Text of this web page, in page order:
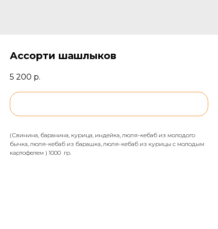
Ассорти шашлыков
5 200 р.
(Свинина, баранина, курица, индейка, люля-кебаб из молодого
бычка, люля-кебаб из барашка, люля-кебаб из курицы с молодым
картофелем ) 1000 гр.